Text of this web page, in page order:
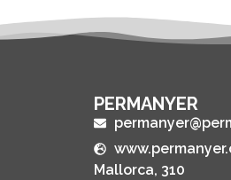
PERMANYER
Mallorca, 310